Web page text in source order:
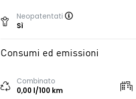
Neopatentati
Sì
Consumi ed emissioni
Combinato
0,00 l/100 km